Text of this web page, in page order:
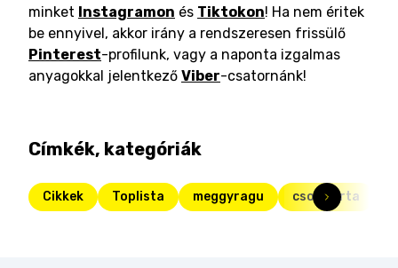
minket Instagramon és Tiktokon! Ha nem éritek
be ennyivel, akkor irány a rendszeresen frissülő
Pinterest-profilunk, vagy a naponta izgalmas
anyagokkal jelentkező Viber-csatornánk!
Címkék, kategóriák
Cikkek Toplista meggyragu csokitorta